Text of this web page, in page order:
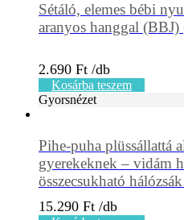
Sétáló, elemes bébi
aranyos hanggal
2.690 Ft
Kosárba teszem
Gyorsnézet
Pihe-puha plüssállattá
gyerekeknek – vidám
összecsukható
15.290 Ft